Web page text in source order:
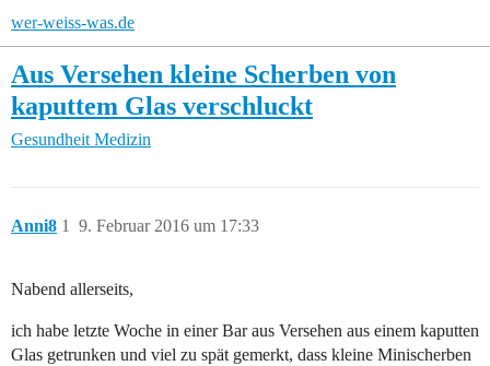
wer-weiss-was.de
Aus Versehen kleine Scherben von
kaputtem Glas verschluckt
Gesundheit Medizin
Anni8 9. Februar 2016 um 17:33
1
Nabend allerseits,
ich habe letzte Woche in einer Bar aus Versehen aus einem kaputten
Glas getrunken und viel zu spät gemerkt, dass kleine Minischerben